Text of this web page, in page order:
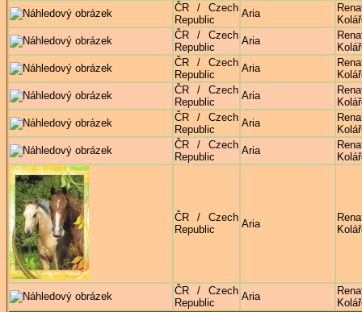
ČR / Czech
Republic
Aria
ČR / Czech
Republic
Aria
ČR / Czech
Republic
Aria
ČR / Czech
Republic
Aria
ČR / Czech
Republic
Aria
ČR / Czech
Republic
Aria
ČR / Czech
Republic
Aria
ČR / Czech
Republic
Aria